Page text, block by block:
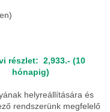
részlet: 2,933.- (10
hónapig)
helyreállítására és
rendszerünk megfelelő